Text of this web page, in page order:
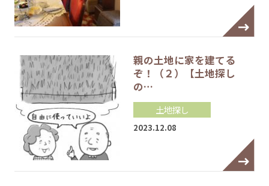
親の土地に家を建てる
ぞ！（２）【土地探し
の…
土地探し
2023.12.08